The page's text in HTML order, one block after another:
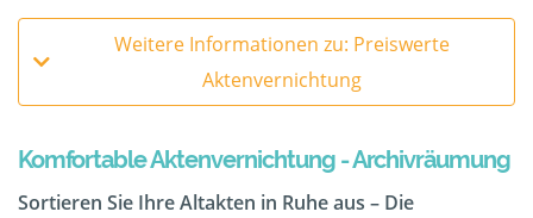
Weitere Informationen zu: Preiswerte
Aktenvernichtung
Komfortable Aktenvernichtung - Archivräumung
Sortieren Sie Ihre Altakten in Ruhe aus – Die